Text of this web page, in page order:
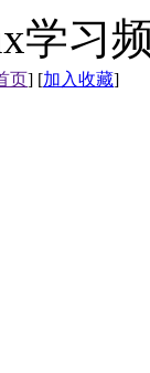
学习
页] [加入收藏]